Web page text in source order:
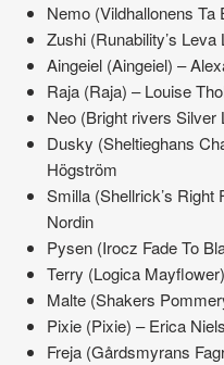
Nemo (Vildhallonens
Zushi (Runability’s
Aingeiel (Aingeiel) –
Raja (Raja) – Louise
Neo (Bright rivers Silver
Dusky (Sheltieghans
Högström
Smilla (Shellrick’s Right
Nordin
Pysen (Irocz Fade To
Terry (Logica
Malte (Shakers
Pixie (Pixie) – Erica
Freja (Gårdsmyrans